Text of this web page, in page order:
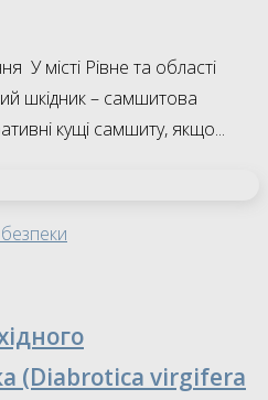
У місті Рівне та області
шкідник – самшитова
кущі самшиту, якщо...
(Diabrotica virgifera